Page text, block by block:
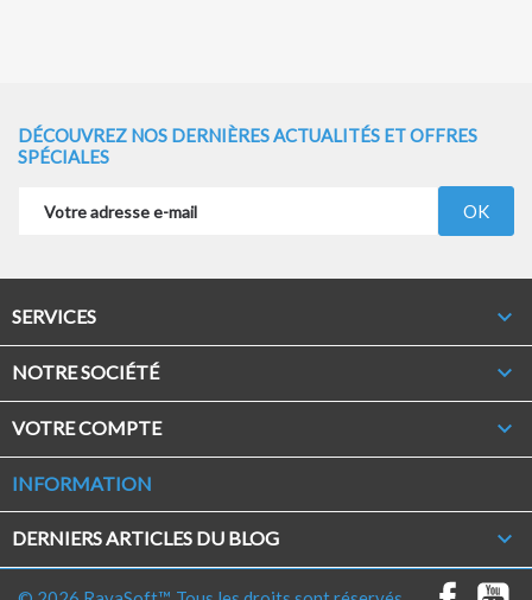
DÉCOUVREZ NOS DERNIÈRES ACTUALITÉS ET OFFRES
SPÉCIALES
SERVICES 
NOTRE SOCIÉTÉ 
VOTRE COMPTE 
INFORMATION
DERNIERS ARTICLES DU BLOG keyboard_arrow_down